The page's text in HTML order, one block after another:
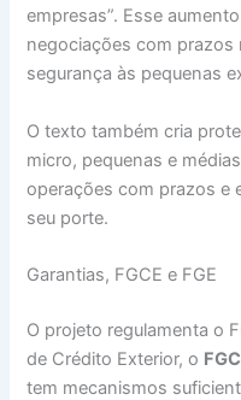
empresas”. Esse
negociações com prazos
segurança às pequenas
O texto também cria
micro, pequenas e
operações com prazos e
seu porte.
Garantias, FGCE e FGE
O projeto regulamenta o
de Crédito Exterior, o
tem mecanismos